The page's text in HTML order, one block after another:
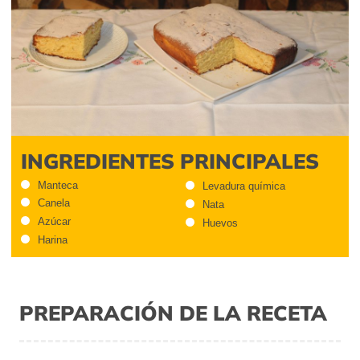
INGREDIENTES PRINCIPALES
Manteca
Canela
Azúcar
Harina
Levadura química
Nata
Huevos
PREPARACIÓN DE LA RECETA